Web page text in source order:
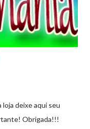
deixe aqui seu
Obrigada!!!